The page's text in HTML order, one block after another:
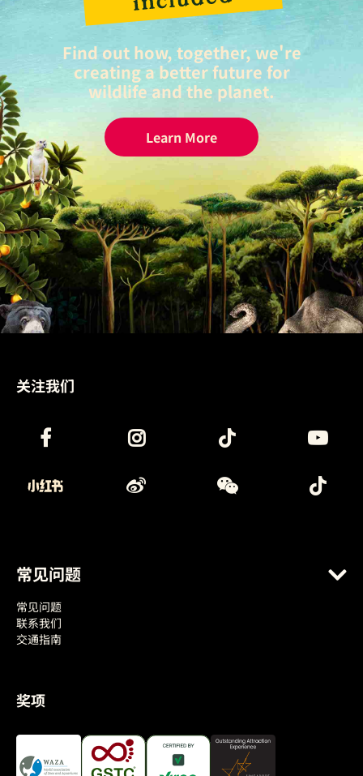
Find out how, together, we're
creating a better future for
wildlife and the planet.
Learn More
关注我们
常见问题
常见问题
联系我们
交通指南
奖项